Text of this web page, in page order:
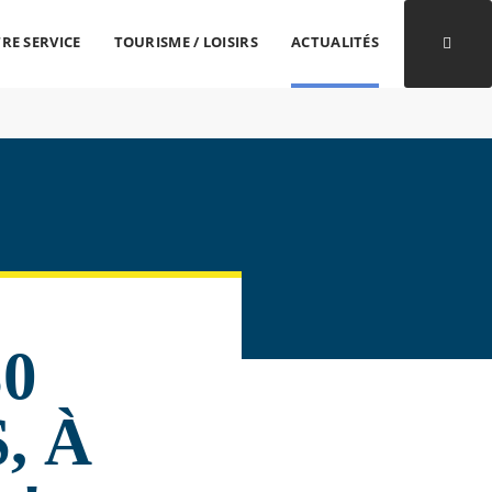
SERVICE TOURISME / LOISIRS ACTUALITÉS
À